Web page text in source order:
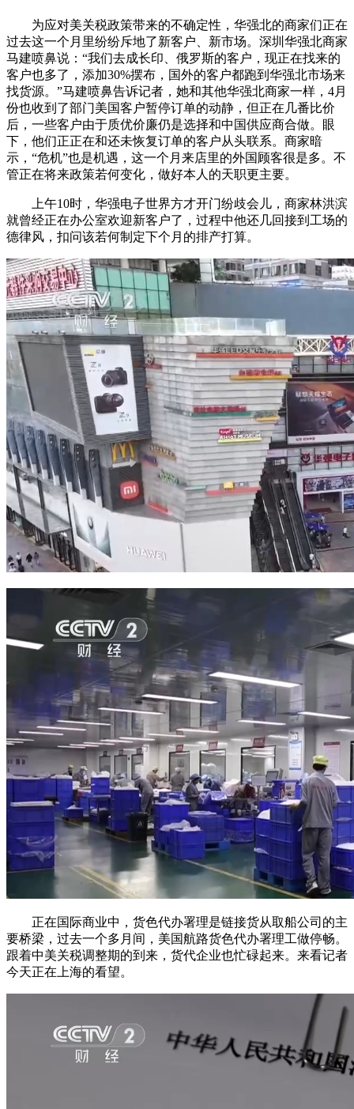
为应对美关税政策带来的不确定性，华强北的商家们正在
过去这一个月里纷纷斥地了新客户、新市场。深圳华强北商家
马建喷鼻说：“我们去成长印、俄罗斯的客户，现正在找来的
客户也多了，添加30%摆布，国外的客户都跑到华强北市场来
找货源。”马建喷鼻告诉记者，她和其他华强北商家一样，4月
份也收到了部门美国客户暂停订单的动静，但正在几番比价
后，一些客户由于质优价廉仍是选择和中国供应商合做。眼
下，他们正正在和还未恢复订单的客户从头联系。商家暗
示，“危机”也是机遇，这一个月来店里的外国顾客很是多。不
管正在将来政策若何变化，做好本人的天职更主要。
上午10时，华强电子世界方才开门纷歧会儿，商家林洪滨
就曾经正在办公室欢迎新客户了，过程中他还几回接到工场的
德律风，扣问该若何制定下个月的排产打算。
正在国际商业中，货色代办署理是链接货从取船公司的主
要桥梁，过去一个多月间，美国航路货色代办署理工做停畅。
跟着中美关税调整期的到来，货代企业也忙碌起来。来看记者
今天正在上海的看望。